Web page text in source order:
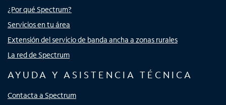
¿Por qué Spectrum?
Servicios en tu área
Extensión del servicio de banda ancha a zonas rurales
La red de Spectrum
AYUDA Y ASISTENCIA TÉCNICA
Contacta a Spectrum